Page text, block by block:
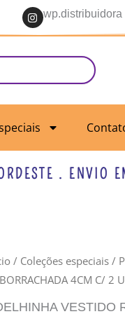
I
n
s
a
a
wp.distribuidora
. ENVIO
/ Coleções especiais /
4CM C/ 2
VESTIDO